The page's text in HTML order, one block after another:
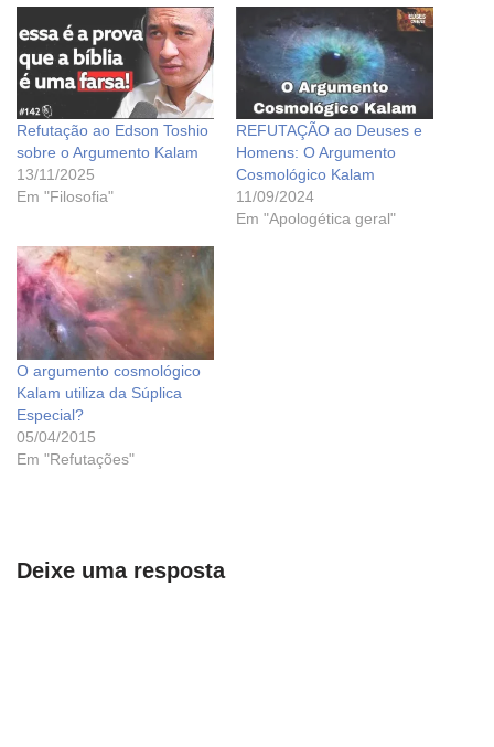
Refutação ao Edson Toshio
sobre o Argumento Kalam
13/11/2025
Em "Filosofia"
REFUTAÇÃO ao Deuses e
Homens: O Argumento
Cosmológico Kalam
11/09/2024
Em "Apologética geral"
O argumento cosmológico
Kalam utiliza da Súplica
Especial?
05/04/2015
Em "Refutações"
Deixe uma resposta